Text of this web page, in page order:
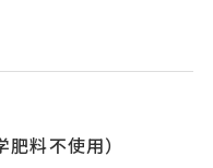
肥料不使用）